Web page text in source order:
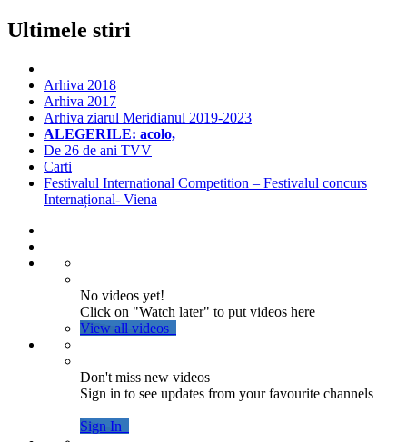
Ultimele stiri
Arhiva 2018
Arhiva 2017
Arhiva ziarul Meridianul 2019-2023
ALEGERILE: acolo,
De 26 de ani TVV
Carti
Festivalul International Competition – Festivalul concurs
Internațional- Viena
No videos yet!
Click on "Watch later" to put videos here
View all videos
Don't miss new videos
Sign in to see updates from your favourite channels
Sign In